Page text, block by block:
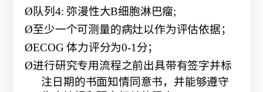
Ø队列 4: 弥漫性大B细胞淋巴瘤;
Ø至少一个可测量的病灶以作为评估依据；
ØECOG 体力评分为0-1分；
Ø进行研究专用流程之前出具带有签字并标
注日期的书面知情同意书，并能够遵守